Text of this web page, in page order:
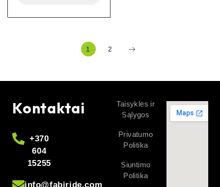
1 2
Kontaktai
+370
604
15255
info@fabiride.com
Taisyklės ir
Sąlygos
Privatumo
Politika
Siuntimo
Politika